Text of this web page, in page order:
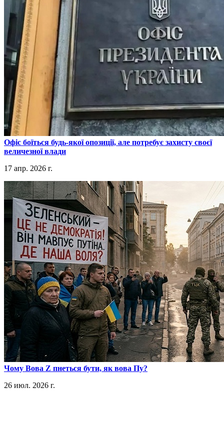
​Офіс боїться будь-якої опозиції, але потребує захисту своєї
величезної влади
17 апр. 2026 г.
​Чому Вова Z пнеться бути, як вова Пу?
26 июл. 2026 г.